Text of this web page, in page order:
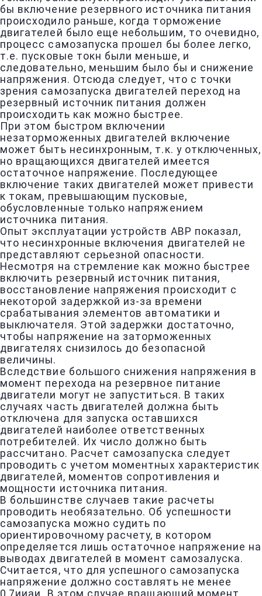
бы включение резервного источника питания
происходило раньше, когда торможение
двигателей было еще небольшим, то очевидно,
процесс самозапуска прошел бы более легко,
т.е. пусковые токн были меньше, и
следовательно, меньшим было бы и снижение
напряжения. Отсюда следует, что с точки
зрения самозапуска двигателей переход на
резервный источник питания должен
происходить как можно быстрее.
При этом быстром включении
незаторможенных двигателей включение
может быть несинхронным, т.к. у отключенных,
но вращающихся двигателей имеется
остаточное напряжение. Последующее
включение таких двигателей может привести
к токам, превышающим пусковые,
обусловленные только напряжением
источника питания.
Опыт эксплуатации устройств АВР показал,
что несинхронные включения двигателей не
представляют серьезной опасности.
Несмотря на стремление как можно быстрее
включить резервный источник питания,
восстановление напряжения происходит с
некоторой задержкой из-за времени
срабатывания элементов автоматики и
выключателя. Этой задержки достаточно,
чтобы напряжение на заторможенных
двигателях снизилось до безопасной
величины.
Вследствие большого снижения напряжения в
момент перехода на резервное питание
двигатели могут не запуститься. В таких
случаях часть двигателей должна быть
отключена для запуска оставшихся
двигателей наиболее ответственных
потребителей. Их число должно быть
рассчитано. Расчет самозапуска следует
проводить с учетом моментных характеристик
двигателей, моментов сопротивления и
мощности источника питания.
В большинстве случаев такие расчеты
проводить необязательно. Об успешности
самозапуска можно судить по
ориентировочному расчету, в котором
определяется лишь остаточное напряжение на
выводах двигателей в момент самозалуска.
Считается, что для успешного самозапуска
напряжение должно составлять не менее
0,7ииаи. В этом случае вращающий момент